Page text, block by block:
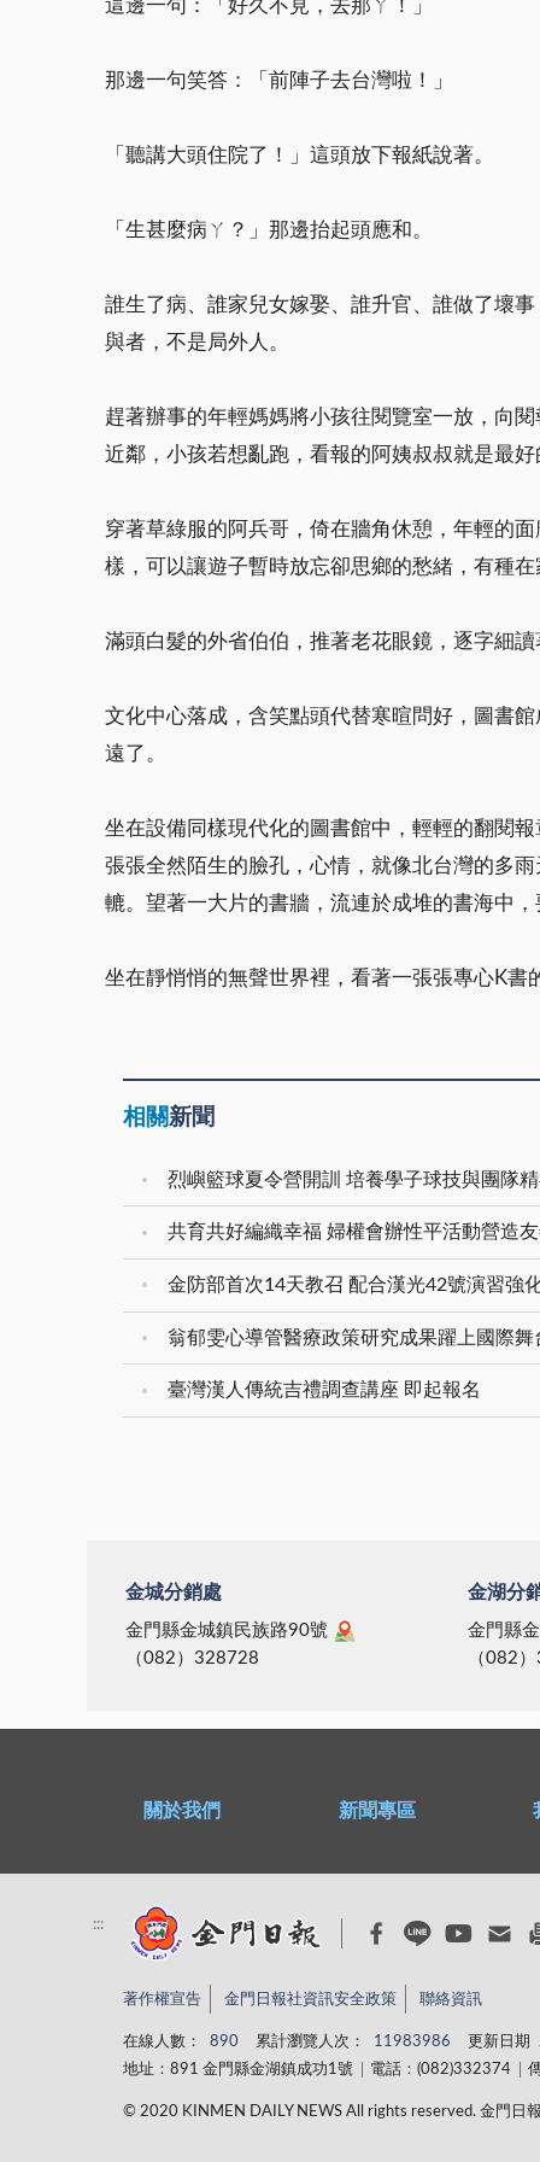
這邊一句：「好久不見，去那ㄚ！」
那邊一句笑答：「前陣子去台灣啦！」
「聽講大頭住院了！」這頭放下報紙說著。
「生甚麼病ㄚ？」那邊抬起頭應和。
誰生了病、誰家兒女嫁娶、誰升官、誰做了壞
與者，不是局外人。
趕著辦事的年輕媽媽將小孩往閱覽室一放，向
近鄰，小孩若想亂跑，看報的阿姨叔叔就是最
穿著草綠服的阿兵哥，倚在牆角休憩，年輕的
樣，可以讓遊子暫時放忘卻思鄉的愁緒，有種
滿頭白髮的外省伯伯，推著老花眼鏡，逐字細
文化中心落成，含笑點頭代替寒暄問好，圖書
遠了。
坐在設備同樣現代化的圖書館中，輕輕的翻閱
張張全然陌生的臉孔，心情，就像北台灣的多
轆。望著一大片的書牆，流連於成堆的書海中
坐在靜悄悄的無聲世界裡，看著一張張專心K
相關新聞
烈嶼籃球夏令營開訓 培養學子球技與團隊
共育共好編織幸福 婦權會辦性平活動營造
金防部首次14天教召 配合漢光42號演習強
翁郁雯心導管醫療政策研究成果躍上國際舞
臺灣漢人傳統吉禮調查講座 即起報名
金城分銷處
金門縣金城鎮民族路90號
（082）328728
金湖分
金門縣
（082
關於我們 新聞專區
:::
著作權宣告 金門日報社資訊安全政策 聯絡資訊
在線人數： 890 累計瀏覽人次： 11983986 更新日期
地址：891 金門縣金湖鎮成功1號
電話：(082)332374
© 2020 KINMEN DAILY NEWS All rights reserved. 金門日